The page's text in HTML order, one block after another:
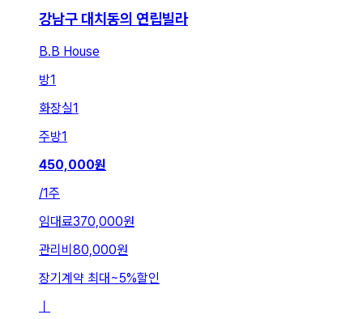
강남구 대치동의 연립빌라
B.B House
방1
화장실1
주방1
450,000원
/1주
임대료370,000원
관리비 80,000원
장기계약 최대~5%할인
ㅣ